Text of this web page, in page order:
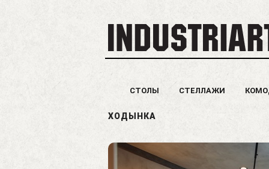
СТОЛЫ СТЕЛЛАЖИ
ХОДЫНКА